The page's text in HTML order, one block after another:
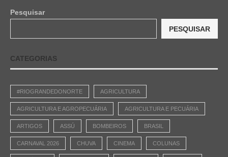
Pesquisar
PESQUISAR
CATEGORIAS
#RIOGRANDEDONORTE AGRICULTURA
AGRICULTURA E AGROPECUÁRIA AGRICULTURA E PECUÁRIA
ARTIGOS ASSÚ BOMBEIROS BRASIL
CARNAVAL 2026 CHUVA CINEMA COLUNAS